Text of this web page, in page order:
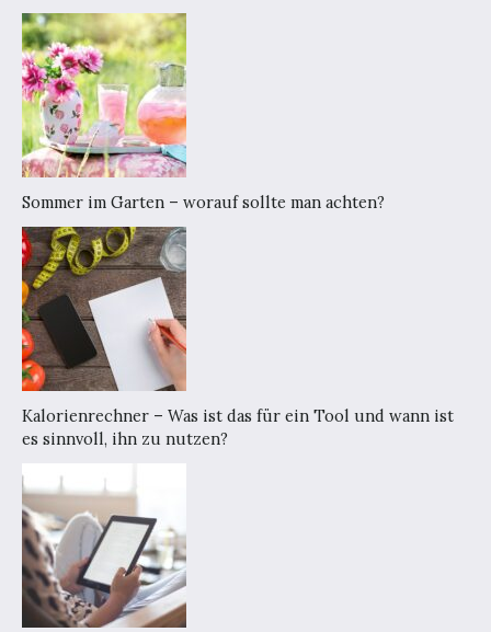
Sommer im Garten – worauf sollte man achten?
Kalorienrechner – Was ist das für ein Tool und wann ist
es sinnvoll, ihn zu nutzen?